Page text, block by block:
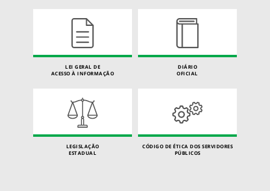
LEI GERAL DE
ACESSO À INFORMAÇÃO
DIÁRIO
OFICIAL
LEGISLAÇÃO
ESTADUAL
CÓDIGO DE ÉTICA DOS SERVIDORES
PÚBLICOS